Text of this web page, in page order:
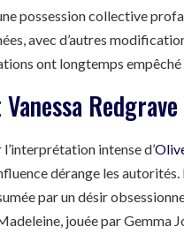
possession collective
avec d’autres
ont longtemps
l’interprétation intense d’
dérange les autorités.
par un désir
jouée par Gemma